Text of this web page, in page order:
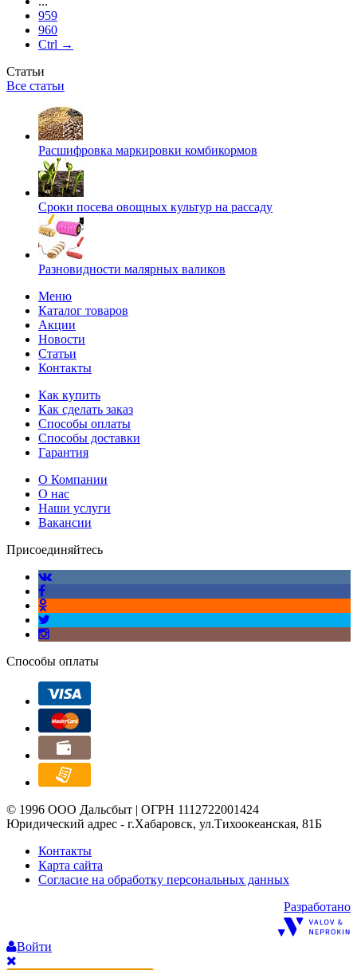
959
960
Ctrl →
Статьи
Все статьи
Расшифровка маркировки комбикормов
Сроки посева овощных культур на рассаду
Разновидности малярных валиков
Меню
Каталог товаров
Акции
Новости
Статьи
Контакты
Как купить
Как сделать заказ
Способы оплаты
Способы доставки
Гарантия
О Компании
О нас
Наши услуги
Вакансии
Присоединяйтесь
Способы оплаты
© 1996 ООО Дальсбыт | ОГРН 1112722001424
Юридический адрес - г.Хабаровск, ул.Тихоокеанская, 81Б
Контакты
Карта сайта
Согласие на обработку персональных данных
Разработано
Войти